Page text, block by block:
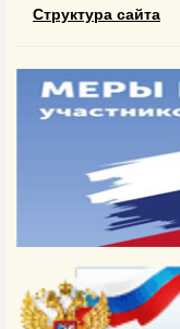
Структура сайта